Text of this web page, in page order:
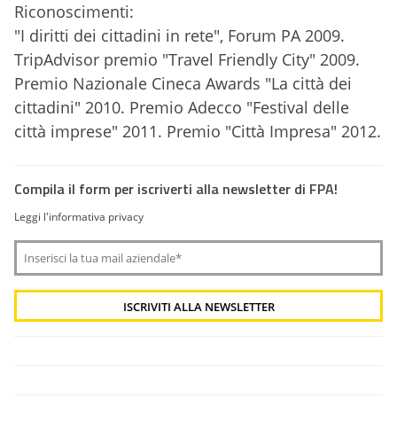
Riconoscimenti:
"I diritti dei cittadini in rete", Forum PA 2009.
TripAdvisor premio "Travel Friendly City" 2009.
Premio Nazionale Cineca Awards "La città dei
cittadini" 2010. Premio Adecco "Festival delle
città imprese" 2011. Premio "Città Impresa" 2012.
Compila il form per iscriverti alla newsletter di FPA!
Leggi l'informativa privacy